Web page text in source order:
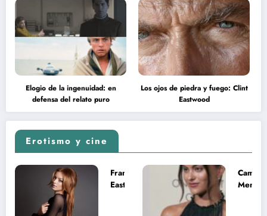
Elogio de la ingenuidad: en
defensa del relato puro
Los ojos de piedra y fuego: Clint
Eastwood
Erotismo y cine
Francesca
Eastwood y
Camila
Mendes